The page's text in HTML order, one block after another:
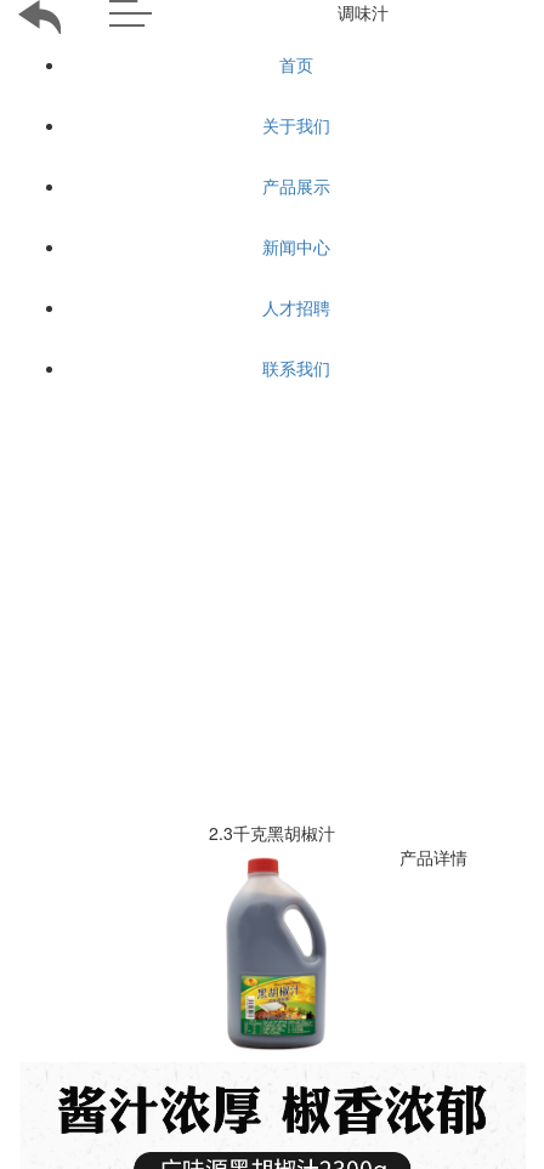
调味汁
首页
关于我们
产品展示
新闻中心
人才招聘
联系我们
2.3千克黑胡椒汁
产品详情